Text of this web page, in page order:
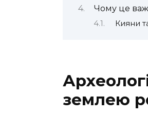
Чому це
Кияни
землею